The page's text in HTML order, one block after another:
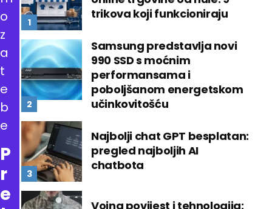
trikova koji funkcioniraju
Samsung predstavlja novi
990 SSD s moćnim
performansama i
poboljšanom energetskom
učinkovitošću
Najbolji chat GPT besplatan:
pregled najboljih AI
chatbota
Vojna povijest i tehnologija:
o
z
a
t
e
b
e
P
r
e